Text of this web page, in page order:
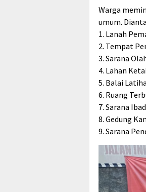
Warga
umum.
1. Lanah
2. Tempat
3. Sarana
4. Lahan
5. Balai
6. Ruang
7. Sarana
8. Gedung
9. Sarana